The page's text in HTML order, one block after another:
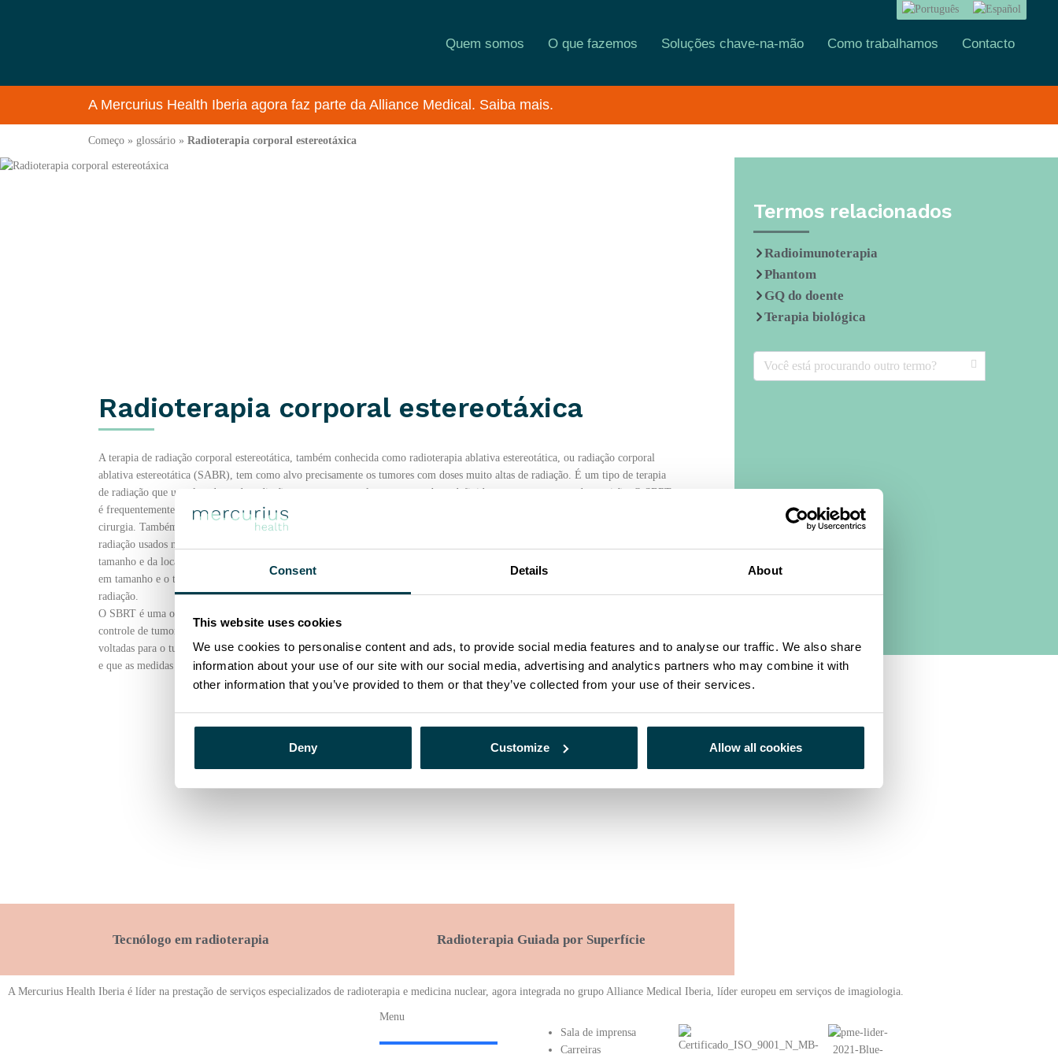
Consent Details About
This website uses cookies
We use cookies to personalise content and ads, to provide social media features and to analyse our traffic. We also share
information about your use of our site with our social media, advertising and analytics partners who may combine it with
other information that you’ve provided to them or that they’ve collected from your use of their services.
Deny Customize Allow all cookies
Quem somos O que fazemos Soluções chave-na-mão Como trabalhamos Contacto
A Mercurius Health Iberia agora faz parte da Alliance Medical. Saiba mais.
Começo » glossário » Radioterapia corporal estereotáxica
Radioterapia corporal estereotáxica
A terapia de radiação corporal estereotática, também conhecida como radioterapia ablativa estereotática, ou radiação corporal
ablativa estereotática (SABR), tem como alvo precisamente os tumores com doses muito altas de radiação. É um tipo de terapia
de radiação que usa altas doses de radiação entregues a um alvo pequeno e bem definido no corpo com grande precisão. O SBRT
é frequentemente usado para tratar tumores difíceis de alcançar com a cirurgia ou para pacientes que não são bons candidatos à
cirurgia. Também é usado para tratar tumores nos pulmões, fígado, coluna vertebral e outras partes do corpo. Os feixes de
radiação usados ​​no SBRT são altamente focados e o tratamento é normalmente concluído em uma a cinco sessões, dependendo do
tamanho e da localização do tumor. Como a dose de radiação é tão alta, o SBRT geralmente é reservado para tumores pequenos
em tamanho e o tratamento é cuidadosamente planejado para minimizar a exposição de tecidos e órgãos saudáveis ​​próximos à
radiação.
O SBRT é uma opção de tratamento eficaz e segura para muitos tipos de câncer, e geralmente pode fornecer um alto grau de
controle de tumores, minimizando o risco de efeitos colaterais. O SBRT usa vários feixes de radiação de várias intensidades
voltadas para o tumor de diferentes ângulos. É importante que todo o fluxo de trabalho do SBRT seja sistematicamente otimizado
e que as medidas apropriadas de garantia de qualidade (controle de qualidade) sejam implementadas.
Partilhe-o!
Tecnólogo em radioterapia Radioterapia Guiada por Superfície
Termos relacionados
Radioimunoterapia
Phantom
GQ do doente
Terapia biológica
A Mercurius Health Iberia é líder na prestação de serviços especializados de radioterapia e medicina nuclear, agora integrada no grupo Alliance Medical Iberia, líder europeu em serviços de imagiologia.
Menu
Sala de imprensa
Carreiras